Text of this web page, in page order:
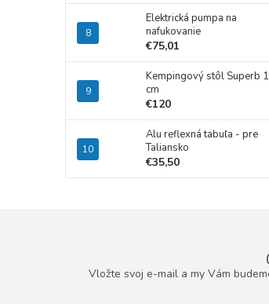
Elektrická pumpa na
nafukovanie
€75,01
Kempingový stôl Superb
cm
€120
Alu reflexná tabuľa - pre
Taliansko
€35,50
Vložte svoj e-mail a my Vám